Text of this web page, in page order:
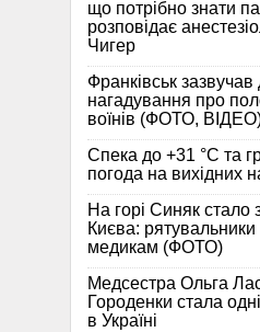
що потрібно знати
розповідає
Чигер
Франківськ
нагадування про
воїнів (ФОТО,
Спека до +31 °C та
погода на вихідних
На горі Синяк стало
Києва:
медикам (ФОТО)
Медсестра Ольга
Городенки стала
в Україні